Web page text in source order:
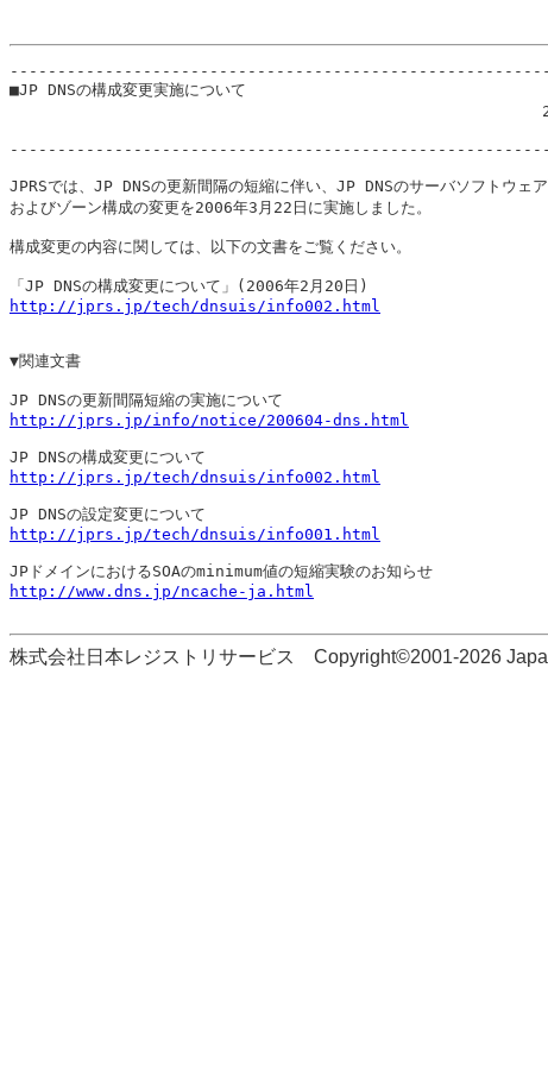
■JP DNSの構成変更実施について
JPRSでは、JP DNSの更新間隔の短縮に伴い、JP DNSのサーバソフトウェ
およびゾーン構成の変更を2006年3月22日に実施しました。
構成変更の内容に関しては、以下の文書をご覧ください。
http://jprs.jp/tech/dnsuis/info002.html
▼関連文書
http://jprs.jp/info/notice/200604-dns.html
http://jprs.jp/tech/dnsuis/info002.html
http://jprs.jp/tech/dnsuis/info001.html
http://www.dns.jp/ncache-ja.html
株式会社日本レジストリサービス Copyright©2001-2026